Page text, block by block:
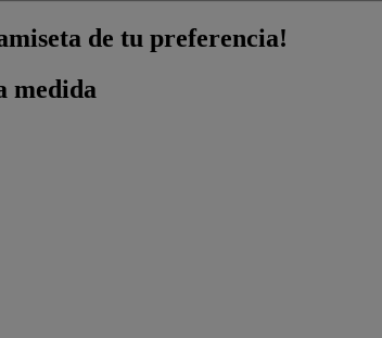
de tu preferencia!
medida